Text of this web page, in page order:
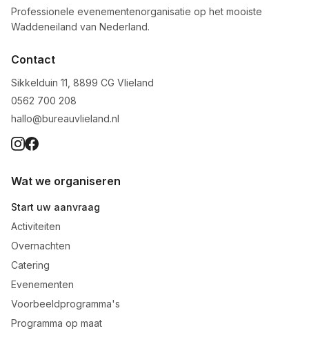
Professionele evenementenorganisatie op het mooiste
Waddeneiland van Nederland.
Contact
Sikkelduin 11, 8899 CG Vlieland
0562 700 208
hallo@bureauvlieland.nl
Wat we organiseren
Start uw aanvraag
Activiteiten
Overnachten
Catering
Evenementen
Voorbeeldprogramma's
Programma op maat